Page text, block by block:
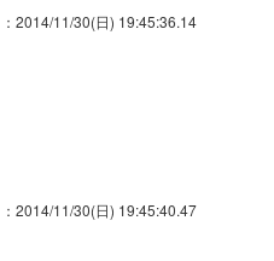
：2014/11/30(日) 19:45:36.14
：2014/11/30(日) 19:45:40.47